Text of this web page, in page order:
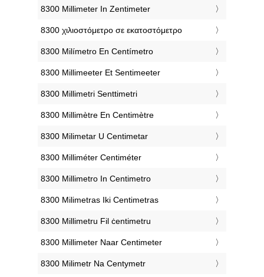
‎8300 Millimeter In Zentimeter
‎8300 χιλιοστόμετρο σε εκατοστόμετρο
‎8300 Milímetro En Centímetro
‎8300 Millimeeter Et Sentimeeter
‎8300 Millimetri Senttimetri
‎8300 Millimètre En Centimètre
‎8300 Milimetar U Centimetar
‎8300 Milliméter Centiméter
‎8300 Millimetro In Centimetro
‎8300 Milimetras Iki Centimetras
‎8300 Millimetru Fil ċentimetru
‎8300 Millimeter Naar Centimeter
‎8300 Milimetr Na Centymetr